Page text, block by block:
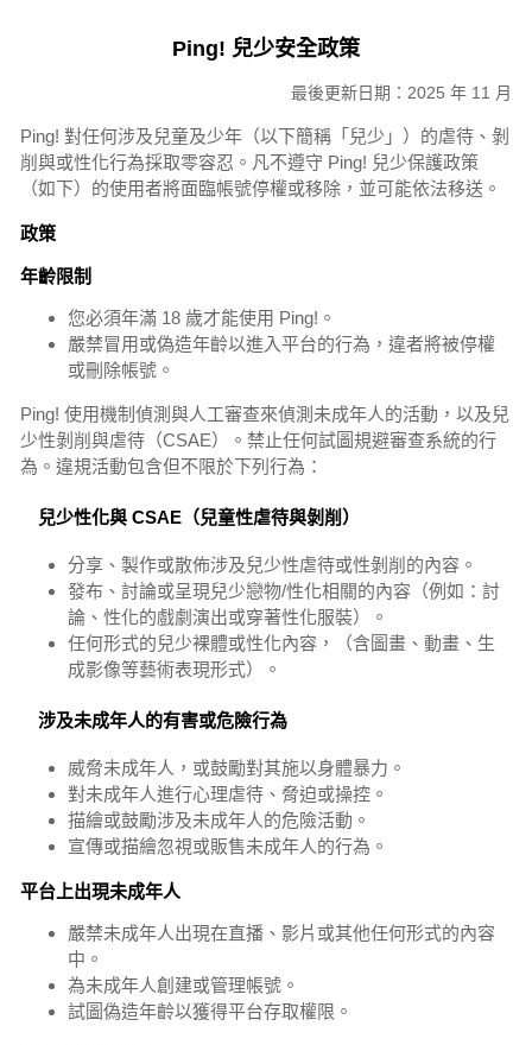
Ping! 兒少安全政策
最後更新日期：2025 年 11 月
Ping! 對任何涉及兒童及少年（以下簡稱「兒少」）的虐待、剝
削與或性化行為採取零容忍。凡不遵守 Ping! 兒少保護政策
（如下）的使用者將面臨帳號停權或移除，並可能依法移送。
政策
年齡限制
您必須年滿 18 歲才能使用 Ping!。
嚴禁冒用或偽造年齡以進入平台的行為，違者將被停權
或刪除帳號。
Ping! 使用機制偵測與人工審查來偵測未成年人的活動，以及兒
少性剝削與虐待（CSAE）。禁止任何試圖規避審查系統的行
為。違規活動包含但不限於下列行為：
兒少性化與 CSAE（兒童性虐待與剝削）
分享、製作或散佈涉及兒少性虐待或性剝削的內容。
發布、討論或呈現兒少戀物/性化相關的內容（例如：討
論、性化的戲劇演出或穿著性化服裝）。
任何形式的兒少裸體或性化內容，（含圖畫、動畫、生
成影像等藝術表現形式）。
涉及未成年人的有害或危險行為
威脅未成年人，或鼓勵對其施以身體暴力。
對未成年人進行心理虐待、脅迫或操控。
描繪或鼓勵涉及未成年人的危險活動。
宣傳或描繪忽視或販售未成年人的行為。
平台上出現未成年人
嚴禁未成年人出現在直播、影片或其他任何形式的內容
中。
為未成年人創建或管理帳號。
試圖偽造年齡以獲得平台存取權限。